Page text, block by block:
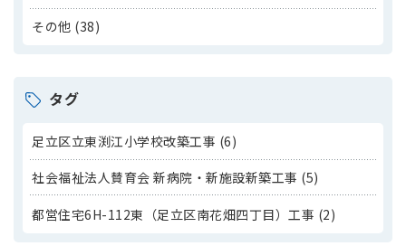
その他 (38)
タグ
足立区立東渕江小学校改築工事 (6)
社会福祉法人賛育会 新病院・新施設新築工事 (5)
都営住宅6H-112東（足立区南花畑四丁目）工事 (2)